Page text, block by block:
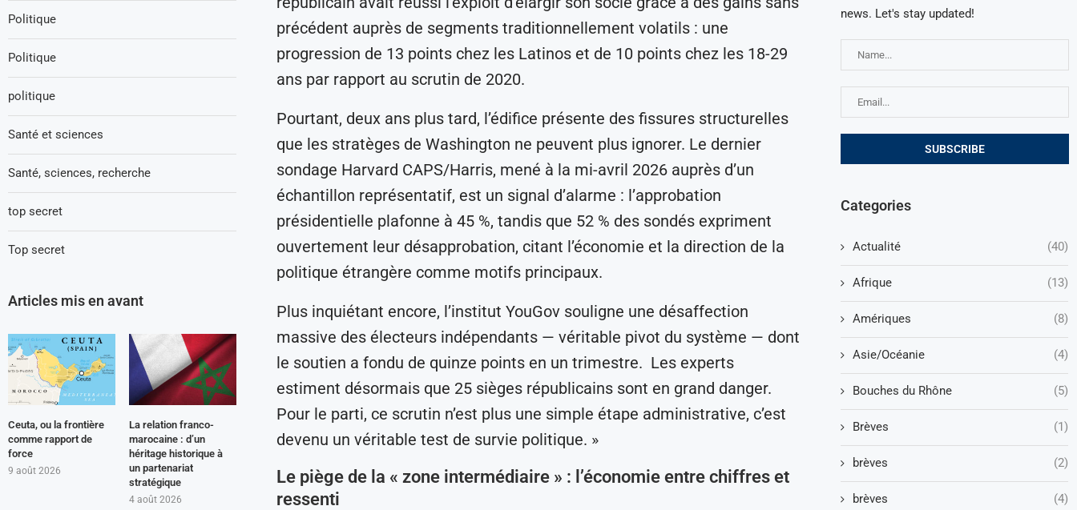
précédent auprès de segments traditionnellement volatils : une
progression de 13 points chez les Latinos et de 10 points chez les 18-29
ans par rapport au scrutin de 2020.
Pourtant, deux ans plus tard, l’édifice présente des fissures structurelles
que les stratèges de Washington ne peuvent plus ignorer. Le dernier
sondage Harvard CAPS/Harris, mené à la mi-avril 2026 auprès d’un
échantillon représentatif, est un signal d’alarme : l’approbation
présidentielle plafonne à 45 %, tandis que 52 % des sondés expriment
ouvertement leur désapprobation, citant l’économie et la direction de la
politique étrangère comme motifs principaux.
Plus inquiétant encore, l’institut YouGov souligne une désaffection
massive des électeurs indépendants — véritable pivot du système — dont
le soutien a fondu de quinze points en un trimestre. Les experts
estiment désormais que 25 sièges républicains sont en grand danger.
Pour le parti, ce scrutin n’est plus une simple étape administrative, c’est
devenu un véritable test de survie politique. »
Le piège de la « zone intermédiaire » : l’économie entre chiffres et
ressenti
news. Let's stay updated!
Categories
Actualité (40)
Afrique (13)
Amériques (8)
Asie/Océanie (4)
Bouches du Rhône (5)
Brèves (1)
brèves (2)
brèves (4)
Politique
Politique
politique
Santé et sciences
Santé, sciences, recherche
top secret
Top secret
Articles mis en avant
Ceuta, ou la frontière
comme rapport de
force
9 août 2026
La relation franco-
marocaine : d’un
héritage historique à
un partenariat
stratégique
4 août 2026